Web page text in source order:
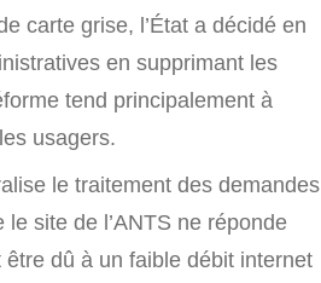
carte grise, l’État a décidé en
en supprimant les
tend principalement à
usagers.
le traitement des demandes
site de l’ANTS ne réponde
dû à un faible débit internet